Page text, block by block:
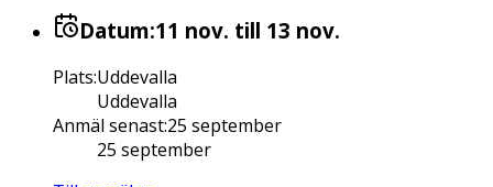
Datum:11 nov. till 13 nov.
Plats:Uddevalla
Uddevalla
Anmäl senast:25 september
25 september